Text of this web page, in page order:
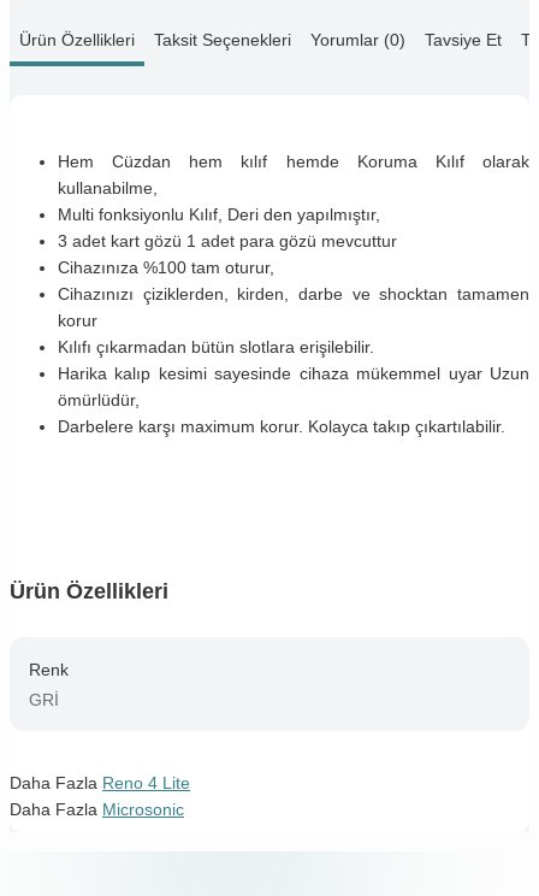
Ürün Özellikleri Taksit Seçenekleri Yorumlar (0) Tavsiye Et
Hem Cüzdan hem kılıf hemde Koruma Kılıf olarak
kullanabilme,
Multi fonksiyonlu Kılıf, Deri den yapılmıştır,
3 adet kart gözü 1 adet para gözü mevcuttur
Cihazınıza %100 tam oturur,
Cihazınızı çiziklerden, kirden, darbe ve shocktan tamamen
korur
Kılıfı çıkarmadan bütün slotlara erişilebilir.
Harika kalıp kesimi sayesinde cihaza mükemmel uyar Uzun
ömürlüdür,
Darbelere karşı maximum korur. Kolayca takıp çıkartılabilir.
Ürün Özellikleri
Renk
GRİ
Daha Fazla Reno 4 Lite
Daha Fazla Microsonic